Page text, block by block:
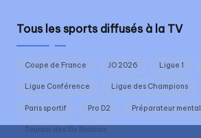
Tous les sports diffusés à la TV
Coupe de France JO 2026 Ligue 1
Ligue Conférence Ligue des Champions
Paris sportif Pro D2 Préparateur mental
Tournoi des Six Nations